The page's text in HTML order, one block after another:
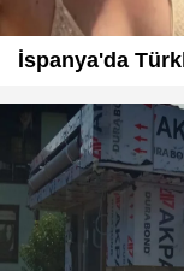
İspanya'da